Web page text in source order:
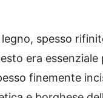
spesso
era essenziale
finemente